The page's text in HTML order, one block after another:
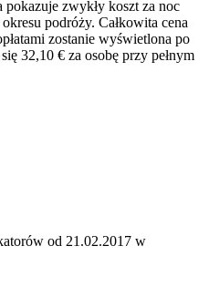
pokazuje zwykły koszt za noc
podróży. Całkowita cena
zostanie wyświetlona po
32,10 € za osobę przy pełnym
od 21.02.2017 w